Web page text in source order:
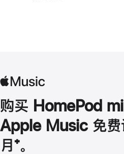
购买 HomePod
Apple Music 免费
月 脚
⁺。